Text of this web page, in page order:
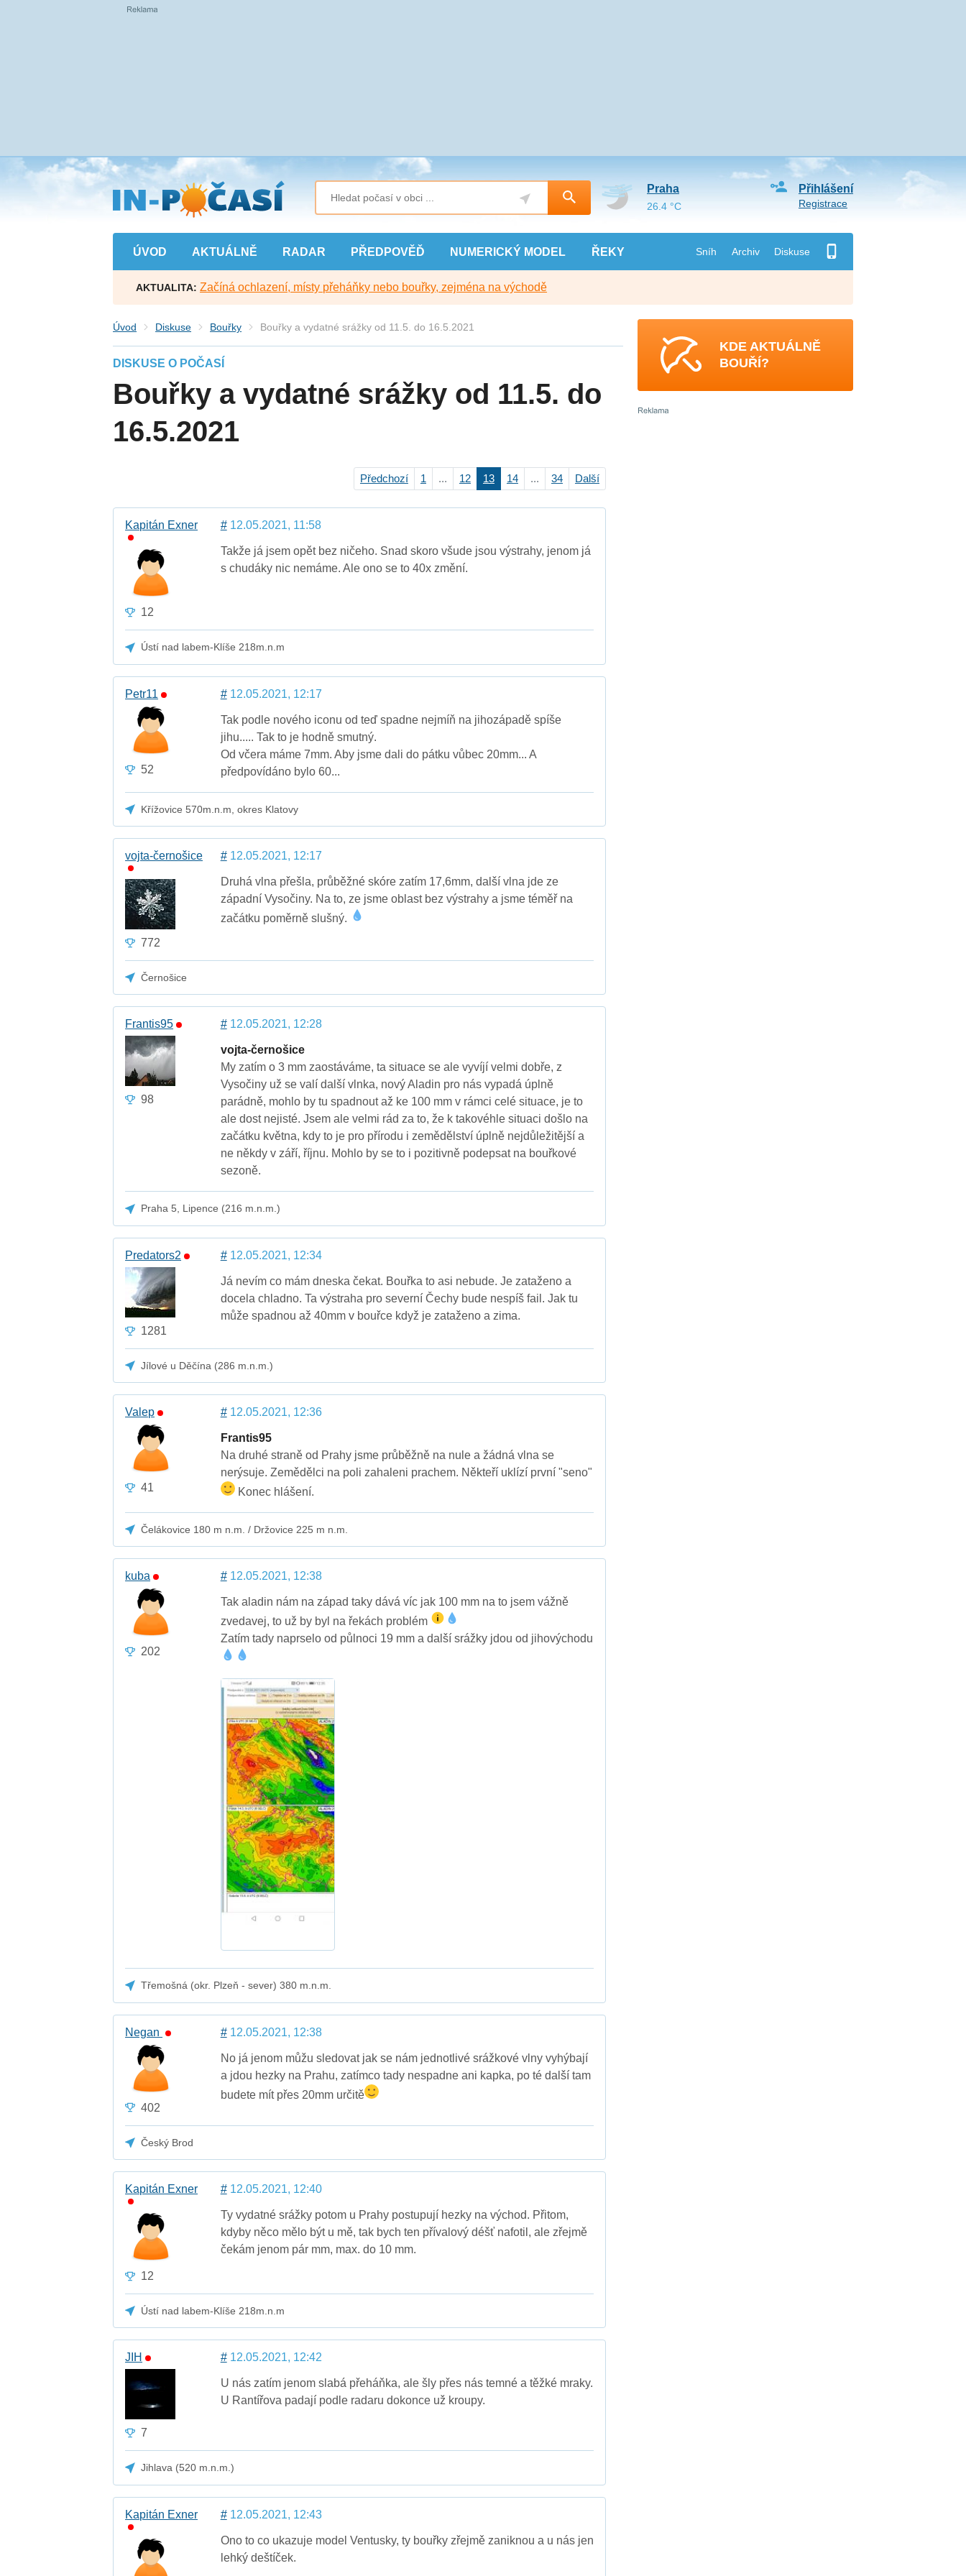
Přejít
na
hlavní
obsah
ÚVOD AKTUÁLNĚ RADAR PŘEDPOVĚĎ NUMERICKÝ MODEL ŘEKY Sníh Archiv Diskuse
Přihlášení
Registrace
Praha
26.4 °C
AKTUALITA: Začíná ochlazení, místy přeháňky nebo bouřky, zejména na východě
Úvod Diskuse Bouřky Bouřky a vydatné srážky od 11.5. do 16.5.2021
DISKUSE O POČASÍ
Bouřky a vydatné srážky od 11.5. do
16.5.2021
Předchozí 1 ... 12 13 14 ... 34 Další
Kapitán Exner
12
#12.05.2021, 11:58
Takže já jsem opět bez ničeho. Snad skoro všude jsou výstrahy, jenom já
s chudáky nic nemáme. Ale ono se to 40x změní.
Ústí nad labem-Klíše 218m.n.m
Petr11
52
#12.05.2021, 12:17
Tak podle nového iconu od teď spadne nejmíň na jihozápadě spíše
jihu..... Tak to je hodně smutný.
Od včera máme 7mm. Aby jsme dali do pátku vůbec 20mm... A
předpovídáno bylo 60...
Křížovice 570m.n.m, okres Klatovy
vojta-černošice
772
#12.05.2021, 12:17
Druhá vlna přešla, průběžné skóre zatím 17,6mm, další vlna jde ze
západní Vysočiny. Na to, ze jsme oblast bez výstrahy a jsme téměř na
začátku poměrně slušný.
Černošice
Frantis95
98
#12.05.2021, 12:28
vojta-černošice
My zatím o 3 mm zaostáváme, ta situace se ale vyvíjí velmi dobře, z
Vysočiny už se valí další vlnka, nový Aladin pro nás vypadá úplně
parádně, mohlo by tu spadnout až ke 100 mm v rámci celé situace, je to
ale dost nejisté. Jsem ale velmi rád za to, že k takovéhle situaci došlo na
začátku května, kdy to je pro přírodu i zemědělství úplně nejdůležitější a
ne někdy v září, říjnu. Mohlo by se to i pozitivně podepsat na bouřkové
sezoně.
Praha 5, Lipence (216 m.n.m.)
Predators2
1281
#12.05.2021, 12:34
Já nevím co mám dneska čekat. Bouřka to asi nebude. Je zataženo a
docela chladno. Ta výstraha pro severní Čechy bude nespíš fail. Jak tu
může spadnou až 40mm v bouřce když je zataženo a zima.
Jílové u Děčína (286 m.n.m.)
Valep
41
#12.05.2021, 12:36
Frantis95
Na druhé straně od Prahy jsme průběžně na nule a žádná vlna se
nerýsuje. Zemědělci na poli zahaleni prachem. Někteří uklízí první "seno"
Konec hlášení.
Čelákovice 180 m n.m. / Držovice 225 m n.m.
kuba
202
#12.05.2021, 12:38
Tak aladin nám na západ taky dává víc jak 100 mm na to jsem vážně
zvedavej, to už by byl na řekách problém
Zatím tady naprselo od půlnoci 19 mm a další srážky jdou od jihovýchodu
Třemošná (okr. Plzeň - sever) 380 m.n.m.
Negan
402
#12.05.2021, 12:38
No já jenom můžu sledovat jak se nám jednotlivé srážkové vlny vyhýbají
a jdou hezky na Prahu, zatímco tady nespadne ani kapka, po té další tam
budete mít přes 20mm určitě
Český Brod
Kapitán Exner
12
#12.05.2021, 12:40
Ty vydatné srážky potom u Prahy postupují hezky na východ. Přitom,
kdyby něco mělo být u mě, tak bych ten přívalový déšť nafotil, ale zřejmě
čekám jenom pár mm, max. do 10 mm.
Ústí nad labem-Klíše 218m.n.m
JIH
7
#12.05.2021, 12:42
U nás zatím jenom slabá přeháňka, ale šly přes nás temné a těžké mraky.
U Rantířova padají podle radaru dokonce už kroupy.
Jihlava (520 m.n.m.)
Kapitán Exner #12.05.2021, 12:43
Ono to co ukazuje model Ventusky, ty bouřky zřejmě zaniknou a u nás jen
lehký deštíček.
KDE AKTUÁLNĚ
BOUŘÍ?